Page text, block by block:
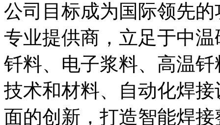
公司目标成为国际领先
专业提供商，立足于中
钎料、电子浆料、高温
技术和材料、自动化焊
面的创新，打造智能焊